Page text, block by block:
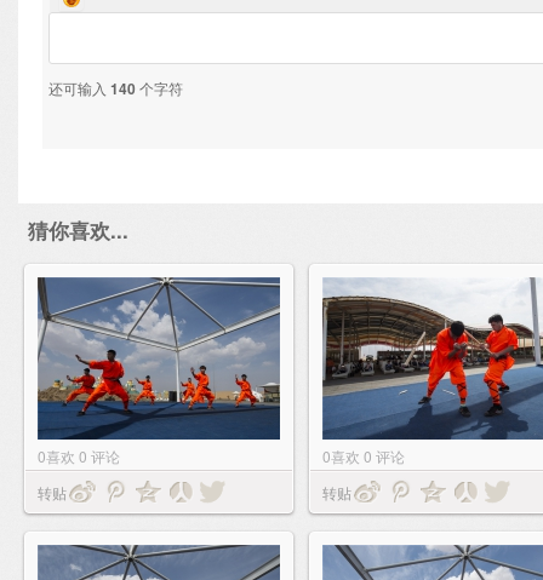
还可输入 140个字符
猜你喜欢...
0喜欢 0 评论
转贴
0喜欢 0 评论
转贴